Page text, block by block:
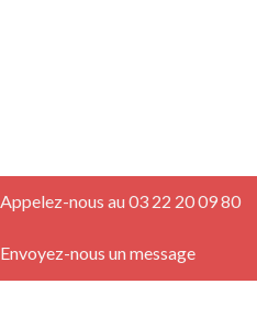
Appelez-nous au 03 22 20 09 80
Envoyez-nous un message